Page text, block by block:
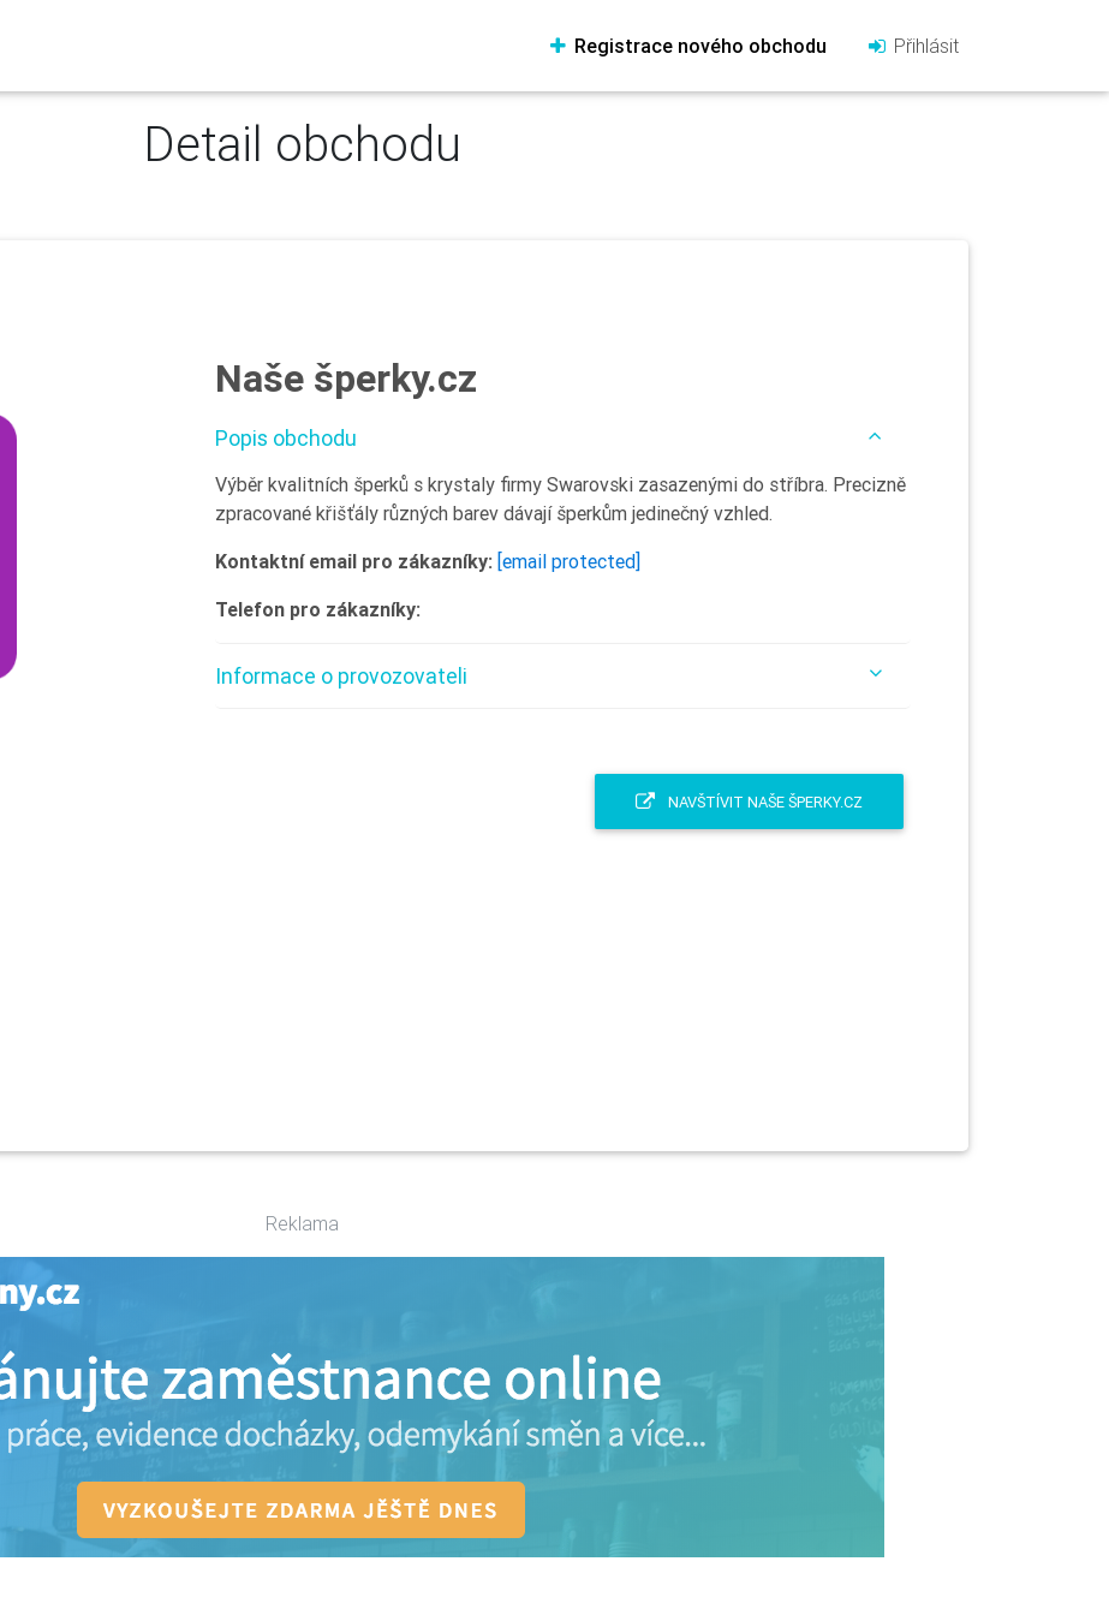
Registrace nového obchodu Přihlásit
Detail obchodu
Naše šperky.cz
Popis obchodu
Výběr kvalitních šperků s krystaly firmy Swarovski zasazenými do stříbra. Precizně
zpracované křišťály různých barev dávají šperkům jedinečný vzhled.
Kontaktní email pro zákazníky: [email protected]
Telefon pro zákazníky:
Informace o provozovateli
NAVŠTÍVIT NAŠE ŠPERKY.CZ
Reklama